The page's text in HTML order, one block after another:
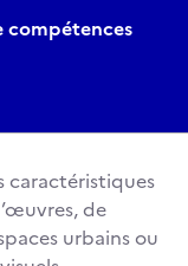
compétences
caractéristiques
de
urbains ou